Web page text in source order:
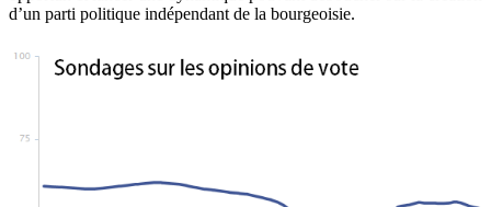
d’un parti politique indépendant de la bourgeoisie.